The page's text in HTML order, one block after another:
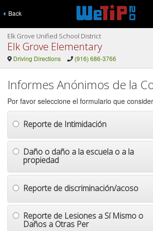
Back
Elk Grove Unified School District
Elk Grove Elementary
Driving Directions (916) 686-3766
Informes Anónimos de la
Por favor seleccione el formulario que
Reporte de Intimidación
Daño o daño a la escuela o a la
propiedad
Reporte de discriminación/acoso
Reporte de Lesiones a Sí Mismo o
Daños a Otras Per